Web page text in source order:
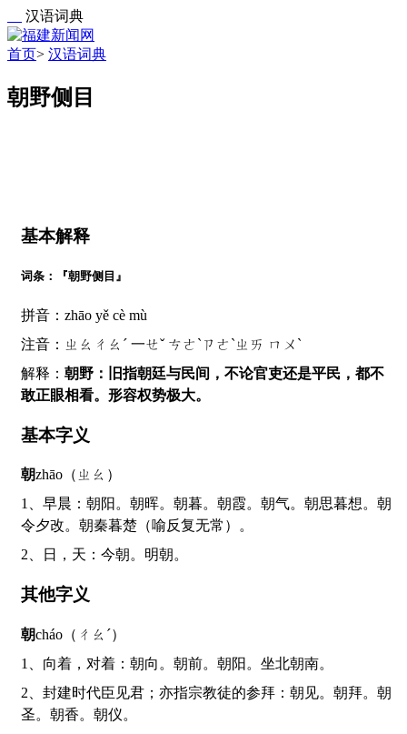
汉语词典
首页> 汉语词典
朝野侧目
基本解释
词条：『朝野侧目』
拼音：zhāo yě cè mù
注音：ㄓㄠㄔㄠˊ 一ㄝˇ ㄘㄜˋㄗㄜˋㄓㄞ ㄇㄨˋ
解释： 朝野：旧指朝廷与民间，不论官吏还是平民，都不
敢正眼相看。形容权势极大。
基本字义
朝zhāo（ㄓㄠ）
1、早晨：朝阳。朝晖。朝暮。朝霞。朝气。朝思暮想。朝
令夕改。朝秦暮楚（喻反复无常）。
2、日，天：今朝。明朝。
其他字义
朝cháo（ㄔㄠˊ）
1、向着，对着：朝向。朝前。朝阳。坐北朝南。
2、封建时代臣见君；亦指宗教徒的参拜：朝见。朝拜。朝
圣。朝香。朝仪。